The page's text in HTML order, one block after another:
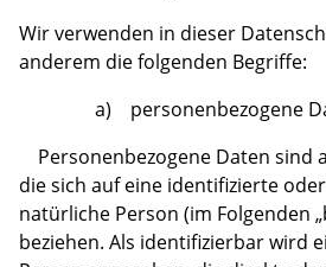
Wir verwenden in dieser
anderem die folgenden Begriffe:
a) personenbezogene
Personenbezogene Daten sind
die sich auf eine identifizierte
natürliche Person (im Folgenden
beziehen. Als identifizierbar wird